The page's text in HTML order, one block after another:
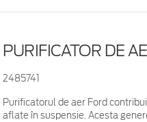
PURIFICATOR DE
2485741
Purificatorul de aer Ford
aflate în suspensie. Acesta